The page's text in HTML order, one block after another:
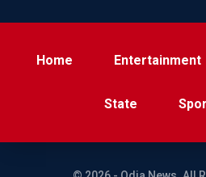
Home Entertainment
State